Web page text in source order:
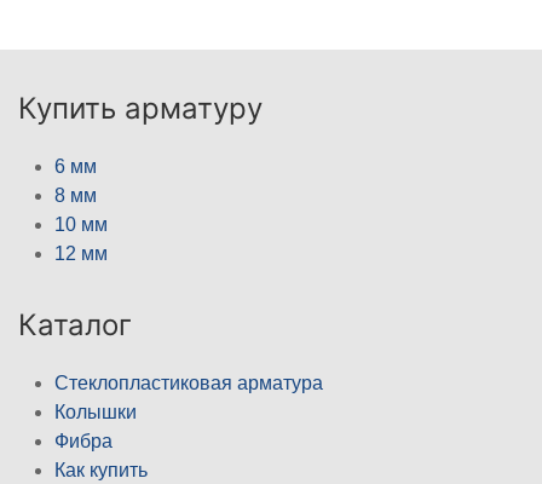
Купить арматуру
6 мм
8 мм
10 мм
12 мм
Каталог
Стеклопластиковая арматура
Колышки
Фибра
Как купить